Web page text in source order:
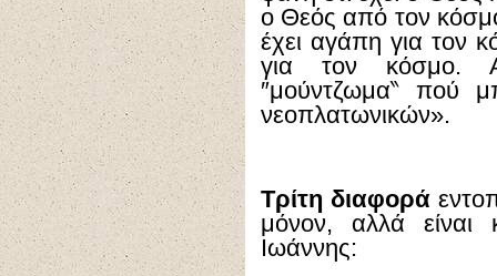
ο Θεός από τον
έχει αγάπη για τον
για τον κόσμο.
″μούντζωμα‶ πού
νεοπλατωνικών».
Τρίτη διαφορά
μόνον, αλλά είναι
Ιωάννης: